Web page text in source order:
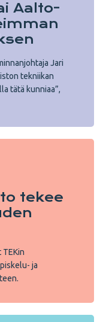
Aalto-
Jari
tekniikan
tätä kunniaa”,
tekee
TEKin
ja